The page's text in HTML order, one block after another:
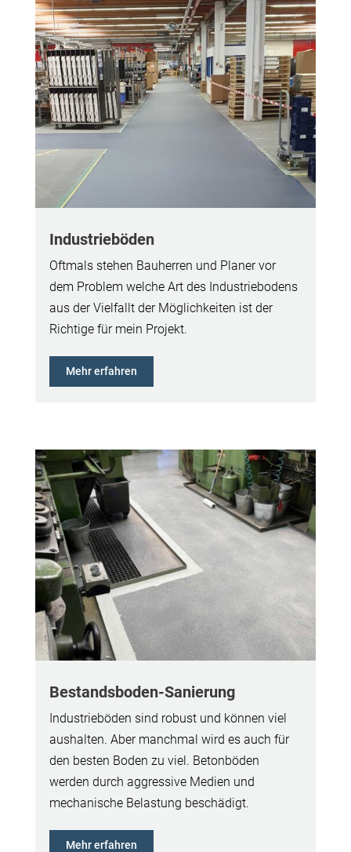
Industrieböden
Oftmals stehen Bauherren und Planer vor
dem Problem welche Art des Industriebodens
aus der Vielfallt der Möglichkeiten ist der
Richtige für mein Projekt.
Mehr erfahren
Bestandsboden-Sanierung
Industrieböden sind robust und können viel
aushalten. Aber manchmal wird es auch für
den besten Boden zu viel. Betonböden
werden durch aggressive Medien und
mechanische Belastung beschädigt.
Mehr erfahren